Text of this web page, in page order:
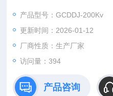
产品型号：GCDDJ-200Kv
更新时间：2026-01-12
厂商性质：生产厂家
访问量：394
产品咨询